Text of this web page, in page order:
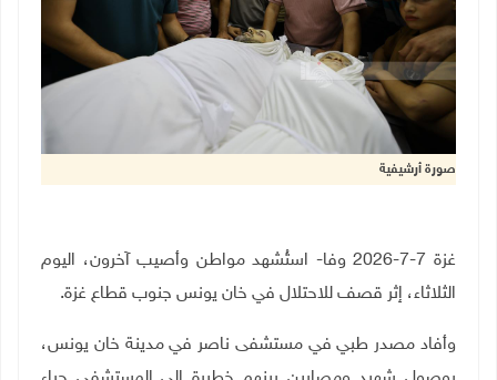
صورة أرشيفية
غزة 7-7-2026 وفا- استُشهد مواطن وأصيب آخرون، اليوم
الثلاثاء، إثر قصف للاحتلال في خان يونس جنوب قطاع غزة.
وأفاد مصدر طبي في مستشفى ناصر في مدينة خان يونس،